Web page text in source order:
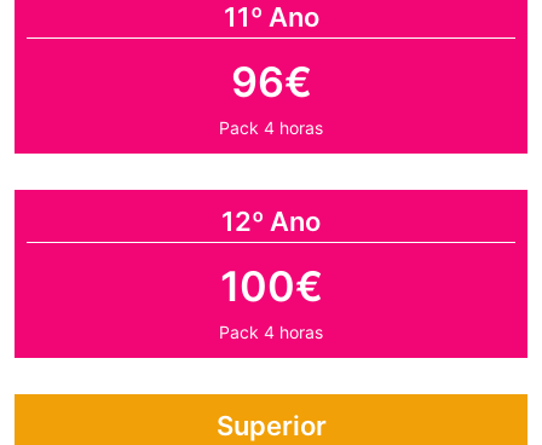
11º Ano
96€
Pack 4 horas
12º Ano
100€
Pack 4 horas
Superior